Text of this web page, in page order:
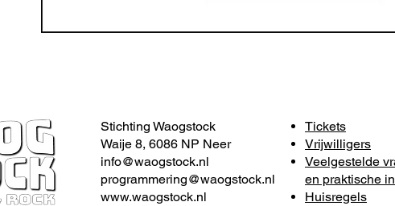
Stichting Waogstock
Waije 8, 6086 NP Neer
info@waogstock.nl
programmering@waogstock.nl
www.waogstock.nl
Tickets
Vrijwilligers
Veelgestelde
en praktische
Huisregels